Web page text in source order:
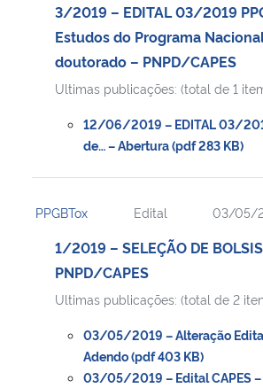
3/2019 – EDITAL 03/2019
Estudos do Programa
doutorado – PNPD/CAPES
Ultimas publicações: (total de 1
12/06/2019 – EDITAL 03/
de… – Abertura (pdf 283 KB)
PPGBTox Edital 03/05/
1/2019 – SELEÇÃO DE
PNPD/CAPES
Ultimas publicações: (total de 2
03/05/2019 – Alteração
Adendo (pdf 403 KB)
03/05/2019 – Edital CAPES